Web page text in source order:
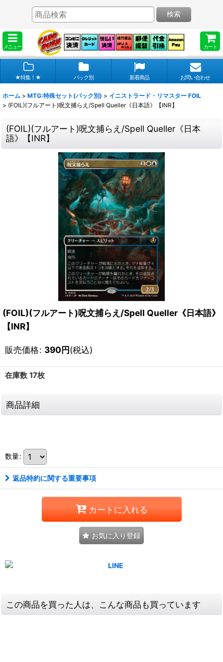
メニュー カート
検索
★特集！★ パック別 新着商品 お問い合わせ
ホーム > MTG:特殊セット(パック別) > イニストラード・リマスター FOIL
> (FOIL)(フルアート)呪文捕らえ/Spell Queller《日本語》【INR】
(FOIL)(フルアート)呪文捕らえ/Spell Queller《日本
語》【INR】
(FOIL)(フルアート)呪文捕らえ/Spell Queller《日本語》
【INR】
販売価格: 390円(税込)
在庫数 17枚
商品詳細
数量:
返品特約に関する重要事項
カートに入れる
お気に入り登録
この商品を買った人は、こんな商品も買っています